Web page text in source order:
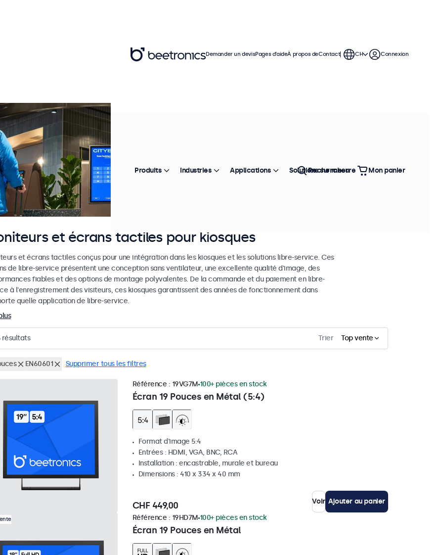
et écrans tactiles pour kiosques
et écrans tactiles conçus pour une intégration dans les kiosques et les solutions libre-service. Ces
de libre-service présentent une conception sans ventilateur, une excellente qualité d'image, des
fiables et des options de montage polyvalentes. De la commande et du paiement en libre-
à l'enregistrement des visiteurs, ces kiosques garantissent des années de fonctionnement dans
quelle application de libre-service.
résultats Trier Top vente
EN60601 Supprimer tous les filtres
Écran 19 Pouces en Métal (5:4)
Référence : 19VG7M 100+ pièces en stock
Format d'image 5:4
Entrées : HDMI, VGA, BNC, RCA
Installation : encastrable, murale et bureau
Dimensions : 410 x 334 x 40 mm
CHF 449,00 Voir Ajouter au panier
Écran 19 Pouces en Métal
Référence : 19HD7M 100+ pièces en stock
Demander un devisPages d’aideÀ propos deContact CH Connexion
Produits Industries Applications Solutions sur mesure
Rechercher Mon panier